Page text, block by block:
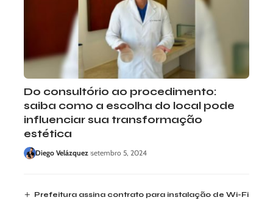
Do consultório ao procedimento:
saiba como a escolha do local pode
influenciar sua transformação
estética
Diego Velázquez setembro 5, 2024
Prefeitura assina contrato para instalação de Wi-Fi